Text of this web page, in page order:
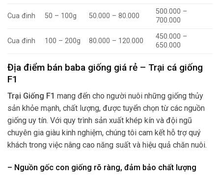
Cua đinh 50 – 100g 50.000 – 80.000
500.000 –
700.000
Cua đinh 100 – 200g 80.000 – 120.000
450.000 –
650.000
Địa điểm bán baba giống giá rẻ – Trại cá giống
F1
Trại Giống F1 mang đến cho người nuôi những giống thủy
sản khỏe mạnh, chất lượng, được tuyển chọn từ các nguồn
giống uy tín. Với quy trình sản xuất khép kín và đội ngũ
chuyên gia giàu kinh nghiệm, chúng tôi cam kết hỗ trợ quý
khách trong việc nâng cao năng suất và hiệu quả chăn nuôi.
– Nguồn gốc con giống rõ ràng, đảm bảo chất lượng